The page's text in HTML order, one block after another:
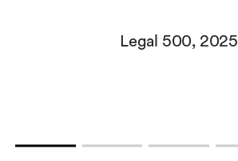
Legal 500, 2025